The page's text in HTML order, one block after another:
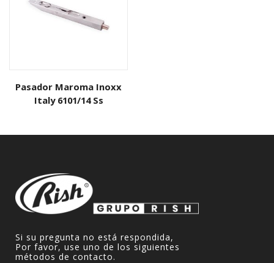
Pasador Maroma Inoxx
Italy 6101/14 Ss
Si su pregunta no está respondida,
Por favor, use uno de los siguientes
métodos de contacto.